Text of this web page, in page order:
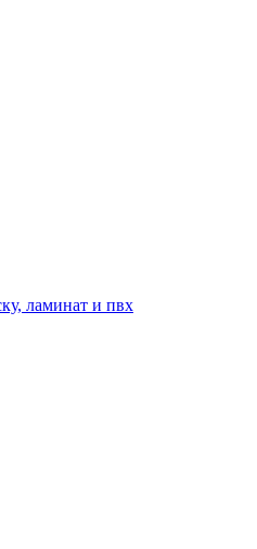
ламинат и пвх